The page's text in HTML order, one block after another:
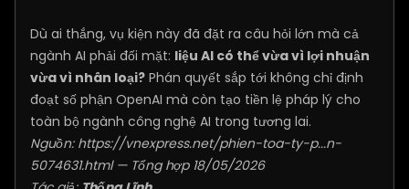
Dù ai thắng, vụ kiện này đã đặt ra câu hỏi lớn mà cả
ngành AI phải đối mặt: liệu AI có thể vừa vì lợi nhuận
vừa vì nhân loại? Phán quyết sắp tới không chỉ định
đoạt số phận OpenAI mà còn tạo tiền lệ pháp lý cho
toàn bộ ngành công nghệ AI trong tương lai.
Nguồn: https://vnexpress.net/phien-toa-ty-p...n-
5074631.html— Tổng hợp 18/05/2026